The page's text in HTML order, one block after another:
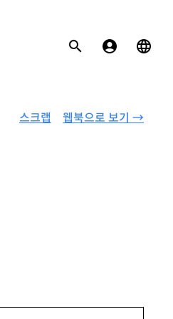
웹북으로 보기 →
스크랩